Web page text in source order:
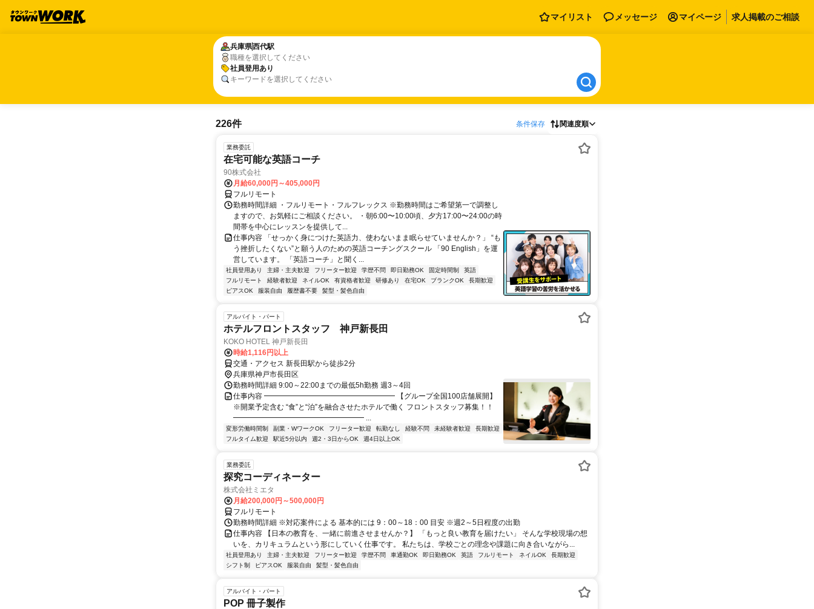
マイリスト メッセージ マイページ 求人掲載のご相談
兵庫県西代駅
職種を選択してください
社員登用あり
キーワードを選択してください
兵庫県西代駅
社員登用あり
226件 条件保存 関連度順
業務委託
在宅可能な英語コーチ
90株式会社
月給60,000円～405,000円
フルリモート
勤務時間詳細 ・フルリモート・フルフレックス ※勤務時間はご希望第一で調整し
ますので、お気軽にご相談ください。 ・朝6:00〜10:00頃、夕方17:00〜24:00の時
間帯を中心にレッスンを提供して...
仕事内容 「せっかく身につけた英語力、使わないまま眠らせていませんか？」 “も
う挫折したくない”と願う人のための英語コーチングスクール 「90 English」を運
営しています。 「英語コーチ」と聞く...
社員登用あり 主婦・主夫歓迎 フリーター歓迎 学歴不問 即日勤務OK 固定時間制
英語
フルリモート
経験者歓迎 ネイルOK 有資格者歓迎 研修あり 在宅OK ブランクOK
長期歓迎
ピアスOK
服装自由 履歴書不要 髪型・髪色自由
アルバイト・パート
ホテルフロントスタッフ 神戸新長田
KOKO HOTEL 神戸新長田
時給1,116円以上
交通・アクセス 新長田駅から徒歩2分
兵庫県神戸市長田区
勤務時間詳細 9:00～22:00までの最低5h勤務 週3～4回
仕事内容 ━━━━━━━━━━━━━━━━━━ 【グループ全国100店舗展開】
※開業予定含む “食”と“泊”を融合させたホテルで働く フロントスタッフ募集！！
━━━━━━━━━━━━━━━━━━ ...
変形労働時間制 副業・WワークOK フリーター歓迎 転勤なし 経験不問 未経験者歓迎
長期歓迎
フルタイム歓迎
駅近5分以内 週2・3日からOK 週4日以上OK
業務委託
探究コーディネーター
株式会社ミエタ
月給200,000円～500,000円
フルリモート
勤務時間詳細 ※対応案件による 基本的には 9：00～18：00 目安 ※週2～5日程度の出勤
仕事内容 【日本の教育を、一緒に前進させませんか？】 「もっと良い教育を届けたい」 そんな学校現場の想
いを、カリキュラムという形にしていく仕事です。 私たちは、学校ごとの理念や課題に向き合いながら...
社員登用あり 主婦・主夫歓迎 フリーター歓迎 学歴不問 車通勤OK 即日勤務OK 英語 フルリモート ネイルOK
長期歓迎
シフト制
ピアスOK 服装自由 髪型・髪色自由
アルバイト・パート
POP 冊子製作